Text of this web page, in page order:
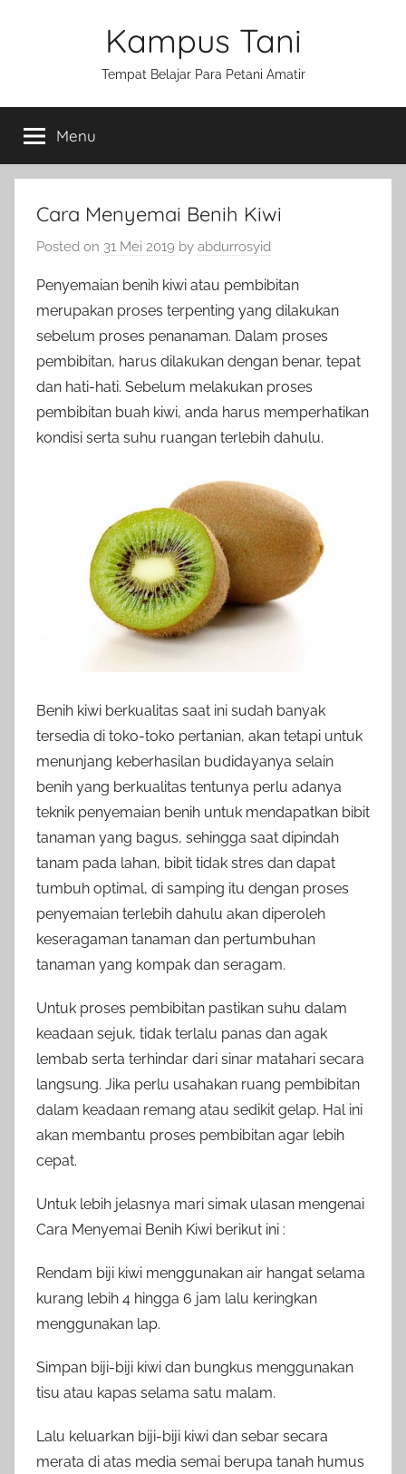
Kampus Tani
Tempat Belajar Para Petani Amatir
Menu
Cara Menyemai Benih Kiwi
Posted on 31 Mei 2019 by abdurrosyid
Penyemaian benih kiwi atau pembibitan
merupakan proses terpenting yang dilakukan
sebelum proses penanaman. Dalam proses
pembibitan, harus dilakukan dengan benar, tepat
dan hati-hati. Sebelum melakukan proses
pembibitan buah kiwi, anda harus memperhatikan
kondisi serta suhu ruangan terlebih dahulu.
Benih kiwi berkualitas saat ini sudah banyak
tersedia di toko-toko pertanian, akan tetapi untuk
menunjang keberhasilan budidayanya selain
benih yang berkualitas tentunya perlu adanya
teknik penyemaian benih untuk mendapatkan bibit
tanaman yang bagus, sehingga saat dipindah
tanam pada lahan, bibit tidak stres dan dapat
tumbuh optimal, di samping itu dengan proses
penyemaian terlebih dahulu akan diperoleh
keseragaman tanaman dan pertumbuhan
tanaman yang kompak dan seragam.
Untuk proses pembibitan pastikan suhu dalam
keadaan sejuk, tidak terlalu panas dan agak
lembab serta terhindar dari sinar matahari secara
langsung. Jika perlu usahakan ruang pembibitan
dalam keadaan remang atau sedikit gelap. Hal ini
akan membantu proses pembibitan agar lebih
cepat.
Untuk lebih jelasnya mari simak ulasan mengenai
Cara Menyemai Benih Kiwi berikut ini :
Rendam biji kiwi menggunakan air hangat selama
kurang lebih 4 hingga 6 jam lalu keringkan
menggunakan lap.
Simpan biji-biji kiwi dan bungkus menggunakan
tisu atau kapas selama satu malam.
Lalu keluarkan biji-biji kiwi dan sebar secara
merata di atas media semai berupa tanah humus